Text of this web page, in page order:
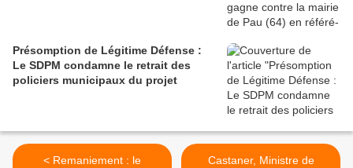
Présomption de Légitime Défense :
Le SDPM condamne le retrait des
policiers municipaux du projet
< Remaniement : le
Castaner, Ministre de